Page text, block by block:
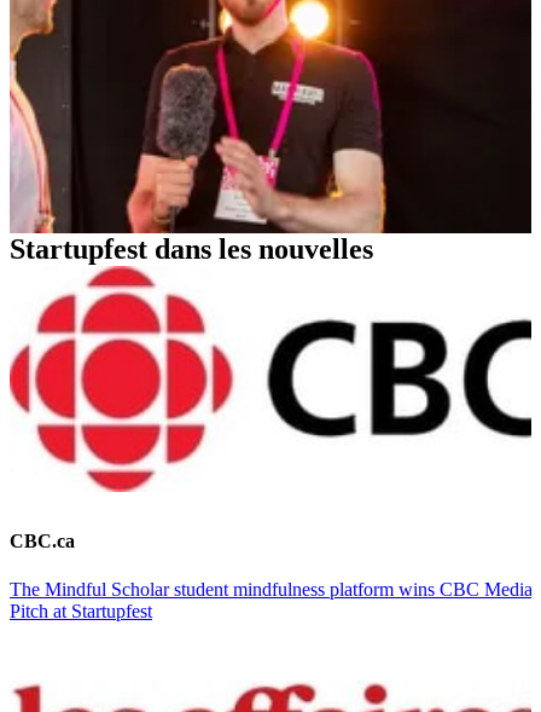
Startupfest dans les nouvelles
CBC.ca
The Mindful Scholar student mindfulness platform wins CBC Media
Pitch at Startupfest